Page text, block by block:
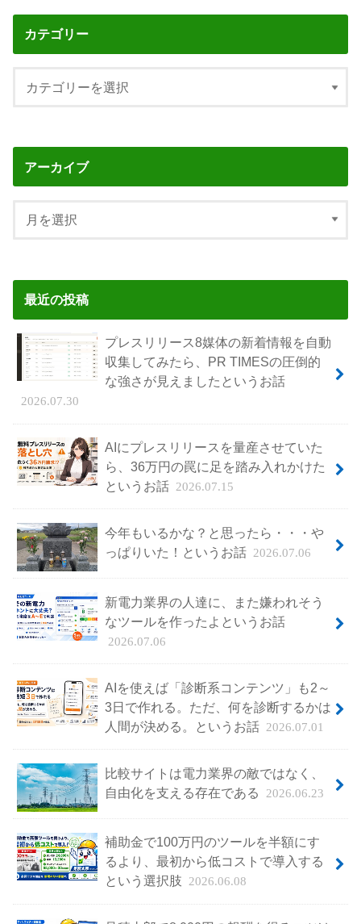
カテゴリー
アーカイブ
最近の投稿
プレスリリース8媒体の新着情報を自動
収集してみたら、PR TIMESの圧倒的
な強さが見えましたというお話
2026.07.30
AIにプレスリリースを量産させていた
ら、36万円の罠に足を踏み入れかけた
というお話 2026.07.15
今年もいるかな？と思ったら・・・や
っぱりいた！というお話 2026.07.06
新電力業界の人達に、また嫌われそう
なツールを作ったよというお話
2026.07.06
AIを使えば「診断系コンテンツ」も2～
3日で作れる。ただ、何を診断するかは
人間が決める。というお話 2026.07.01
比較サイトは電力業界の敵ではなく、
自由化を支える存在である
2026.06.23
補助金で100万円のツールを半額にす
るより、最初から低コストで導入する
という選択肢 2026.06.08